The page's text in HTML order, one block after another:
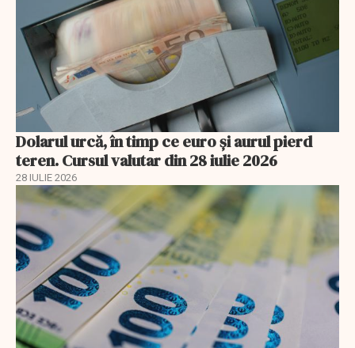
Dolarul urcă, în timp ce euro și aurul pierd
teren. Cursul valutar din 28 iulie 2026
28 IULIE 2026